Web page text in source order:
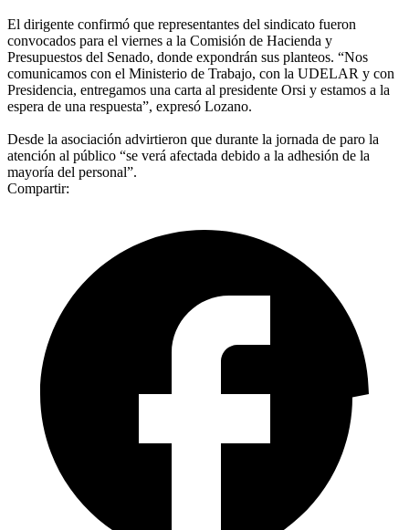
El dirigente confirmó que representantes del sindicato fueron
convocados para el viernes a la Comisión de Hacienda y
Presupuestos del Senado, donde expondrán sus planteos. “Nos
comunicamos con el Ministerio de Trabajo, con la UDELAR y con
Presidencia, entregamos una carta al presidente Orsi y estamos a la
espera de una respuesta”, expresó Lozano.
Desde la asociación advirtieron que durante la jornada de paro la
atención al público “se verá afectada debido a la adhesión de la
mayoría del personal”.
Compartir: